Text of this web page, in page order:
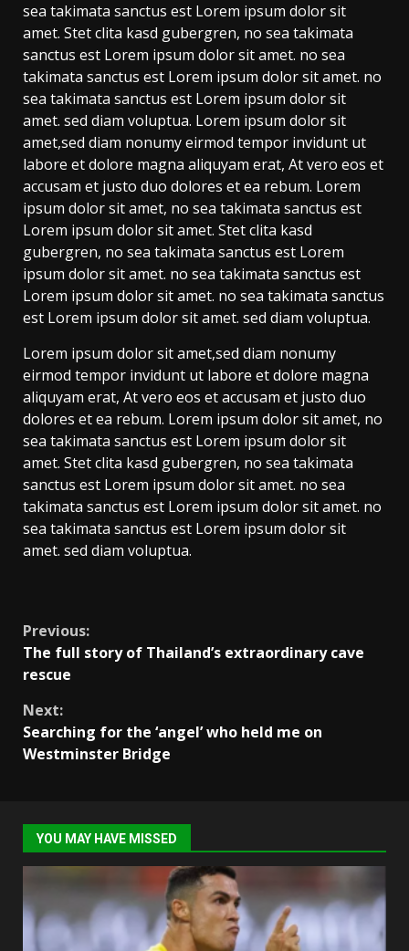
sea takimata sanctus est Lorem ipsum dolor sit
amet. Stet clita kasd gubergren, no sea takimata
sanctus est Lorem ipsum dolor sit amet. no sea
takimata sanctus est Lorem ipsum dolor sit amet. no
sea takimata sanctus est Lorem ipsum dolor sit
amet. sed diam voluptua. Lorem ipsum dolor sit
amet,sed diam nonumy eirmod tempor invidunt ut
labore et dolore magna aliquyam erat, At vero eos et
accusam et justo duo dolores et ea rebum. Lorem
ipsum dolor sit amet, no sea takimata sanctus est
Lorem ipsum dolor sit amet. Stet clita kasd
gubergren, no sea takimata sanctus est Lorem
ipsum dolor sit amet. no sea takimata sanctus est
Lorem ipsum dolor sit amet. no sea takimata sanctus
est Lorem ipsum dolor sit amet. sed diam voluptua.
Lorem ipsum dolor sit amet,sed diam nonumy
eirmod tempor invidunt ut labore et dolore magna
aliquyam erat, At vero eos et accusam et justo duo
dolores et ea rebum. Lorem ipsum dolor sit amet, no
sea takimata sanctus est Lorem ipsum dolor sit
amet. Stet clita kasd gubergren, no sea takimata
sanctus est Lorem ipsum dolor sit amet. no sea
takimata sanctus est Lorem ipsum dolor sit amet. no
sea takimata sanctus est Lorem ipsum dolor sit
amet. sed diam voluptua.
Continue
Reading
Previous:
The full story of Thailand’s extraordinary cave
rescue
Next:
Searching for the ‘angel’ who held me on
Westminster Bridge
YOU MAY HAVE MISSED